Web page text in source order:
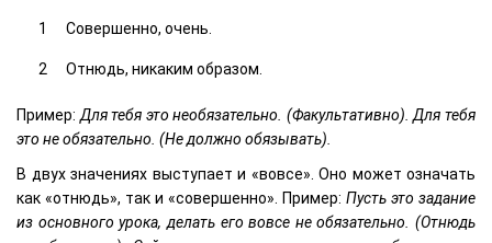
Совершенно, очень.
Отнюдь, никаким образом.
Пример:Для тебя это необязательно. (Факультативно). Для тебя
это не обязательно. (Не должно обязывать).
В двух значениях выступает и «вовсе». Оно может означать
как «отнюдь», так и «совершенно». Пример: Пусть это задание
из основного урока, делать его вовсе не обязательно. (Отнюдь